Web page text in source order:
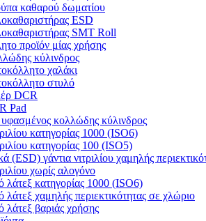
καθαρού δωματίου
ESD
SMT Roll
προϊόν μίας χρήσης
κύλινδρος
χαλάκι
στυλό
DCR
Pad
κολλώδης κύλινδρος
κατηγορίας 1000 (ISO6)
κατηγορίας 100 (ISO5)
(ESD) γάντια νιτριλίου χαμηλής
χωρίς αλογόνο
λάτεξ κατηγορίας 1000 (ISO6)
λάτεξ χαμηλής περιεκτικότητας σε χλώριο
λάτεξ βαριάς χρήσης